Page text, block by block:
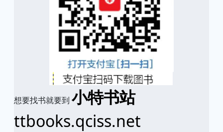
想要找书就要到 小特书站
ttbooks.qciss.net